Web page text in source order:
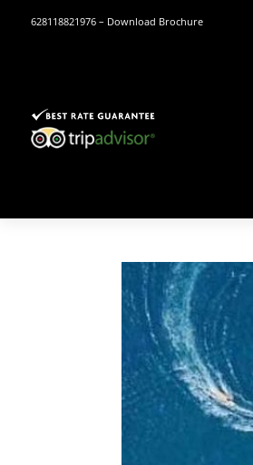
628118821976– Download Brochure